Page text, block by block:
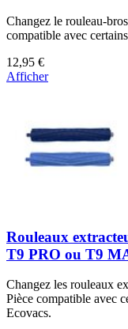
Changez le rouleau-
compatible avec
12,95 €
Afficher
Rouleaux
T9 PRO ou T9
Changez les rouleaux
Pièce compatible avec
Ecovacs.